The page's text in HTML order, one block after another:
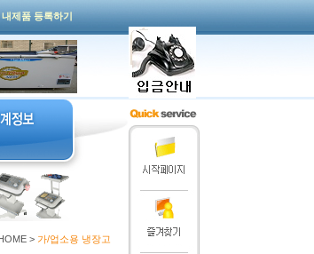
내제품 등록하기
> 가/업소용 냉장고